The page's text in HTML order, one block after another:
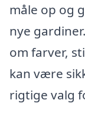
måle op og
nye
om farver,
kan være
rigtige valg